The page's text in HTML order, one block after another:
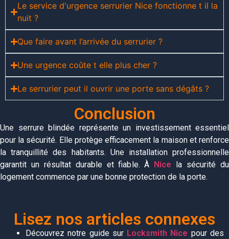
Le service d'urgence serrurier Nice fonctionne t il la
nuit ?
Que faire avant l’arrivée du serrurier ?
Une urgence coûte t elle plus cher ?
Le serrurier peut il ouvrir une porte sans dégâts ?
Conclusion
Une serrure blindée représente un investissement essentiel
pour la sécurité. Elle protège efficacement la maison et renforce
la tranquillité des habitants. Une installation professionnelle
garantit un résultat durable et fiable. À Nice la sécurité du
logement commence par une bonne protection de la porte.
Lisez nos articles connexes
Découvrez notre guide sur Locksmith Nice pour des